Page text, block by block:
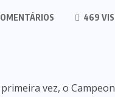
469
vez, o